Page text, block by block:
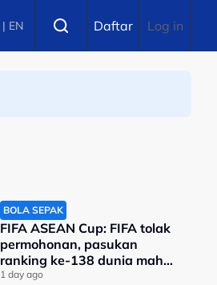
| EN Daftar Log in
BOLA SEPAK
FIFA ASEAN Cup: FIFA tolak
permohonan, pasukan
ranking ke-138 dunia mahu
tarik diri?
1 day ago